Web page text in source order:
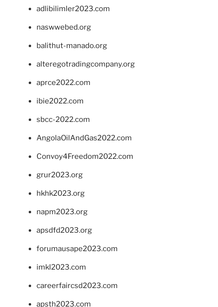
adlibilimler2023.com
naswwebed.org
balithut-manado.org
alteregotradingcompany.org
aprce2022.com
ibie2022.com
sbcc-2022.com
AngolaOilAndGas2022.com
Convoy4Freedom2022.com
grur2023.org
hkhk2023.org
napm2023.org
apsdfd2023.org
forumausape2023.com
imkl2023.com
careerfaircsd2023.com
apsth2023.com